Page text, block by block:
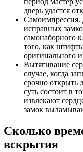
дверь удастся
Самоимпрессия.
исправных
самонаборного
того, как
оригинального
Вытягивание
случае, когда
срочно открыть
суть состоит в
извлекают
замок
Сколько
вскрытия